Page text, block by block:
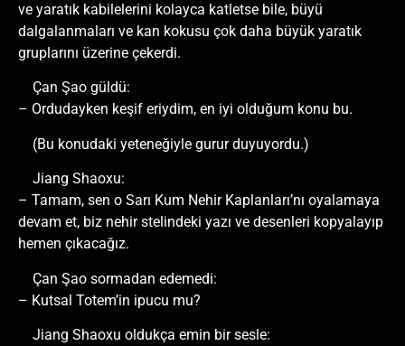
ve yaratık kabilelerini kolayca katletse bile, büyü
dalgalanmaları ve kan kokusu çok daha büyük yaratık
gruplarını üzerine çekerdi.
Çan Şao güldü:
– Ordudayken keşif eriydim, en iyi olduğum konu bu.
(Bu konudaki yeteneğiyle gurur duyuyordu.)
Jiang Shaoxu:
– Tamam, sen o Sarı Kum Nehir Kaplanları’nı oyalamaya
devam et, biz nehir stelindeki yazı ve desenleri kopyalayıp
hemen çıkacağız.
Çan Şao sormadan edemedi:
– Kutsal Totem’in ipucu mu?
Jiang Shaoxu oldukça emin bir sesle: